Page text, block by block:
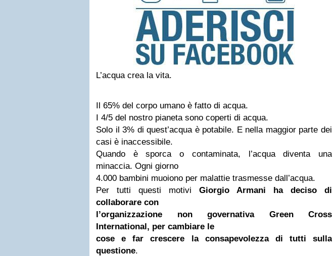
L’acqua crea la vita.
Il 65% del corpo umano è fatto di acqua.
I 4/5 del nostro pianeta sono coperti di acqua.
Solo il 3% di quest’acqua è potabile. E nella maggior parte dei
casi è inaccessibile.
Quando è sporca o contaminata, l’acqua diventa una
minaccia. Ogni giorno
4.000 bambini muoiono per malattie trasmesse dall’acqua.
Per tutti questi motivi Giorgio Armani ha deciso di
collaborare con
l’organizzazione non governativa Green Cross
International, per cambiare le
cose e far crescere la consapevolezza di tutti sulla
questione.